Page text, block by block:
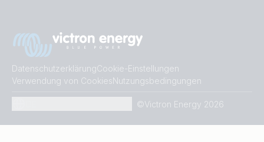
DatenschutzerklärungCookie-Einstellungen
Verwendung von CookiesNutzungsbedingungen
©Victron Energy 2026